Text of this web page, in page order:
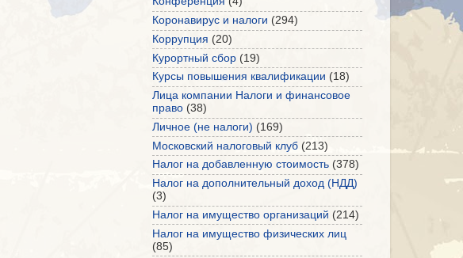
Коронавирус и налоги (294)
Коррупция (20)
Курортный сбор (19)
Курсы повышения квалификации (18)
Лица компании Налоги и финансовое
право (38)
Личное (не налоги) (169)
Московский налоговый клуб (213)
Налог на добавленную стоимость (378)
Налог на дополнительный доход (НДД)
(3)
Налог на имущество организаций (214)
Налог на имущество физических лиц
(85)